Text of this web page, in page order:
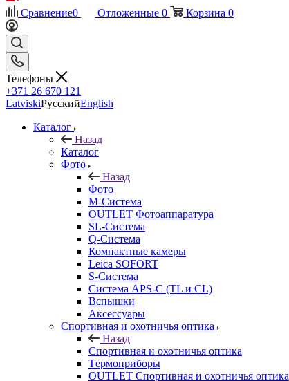
Сравнение0 Отложенные 0 Корзина 0
Телефоны
+371 26 670 121
LatviskiРусскийEnglish
Каталог
Назад
Каталог
Фото
Назад
Фото
M-Система
OUTLET Фотоаппаратура
SL-Система
Q-Cистема
Компактные камеры
Leica SOFORT
S-Система
Система APS-C (TL и CL)
Вспышки
Аксессуары
Спортивная и охотничья оптика
Назад
Спортивная и охотничья оптика
Tермоприборы
OUTLET Спортивная и охотничья оптика